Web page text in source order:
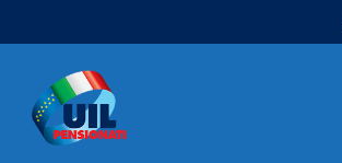
Navigazione principale